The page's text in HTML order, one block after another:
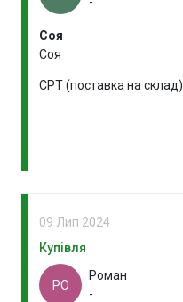
Соя
Соя
CPT (поставка на склад)
09 Лип 2024
Купівля
РО
Роман
-